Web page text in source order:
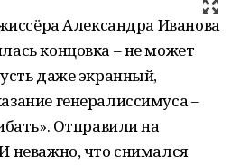
Александра Иванова
концовка – не может
даже экранный,
генералиссимуса –
Отправили на
неважно, что снимался